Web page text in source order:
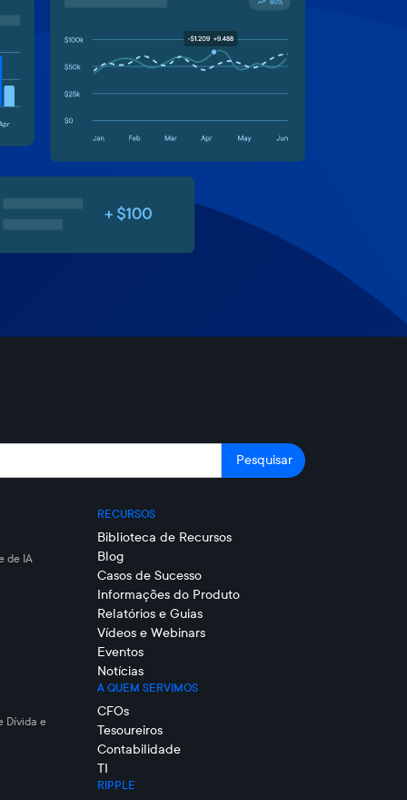
de IA
Dívida e
RECURSOS
Biblioteca de Recursos
Blog
Casos de Sucesso
Informações do Produto
Relatórios e Guias
Vídeos e Webinars
Eventos
Notícias
A QUEM SERVIMOS
CFOs
Tesoureiros
Contabilidade
TI
RIPPLE